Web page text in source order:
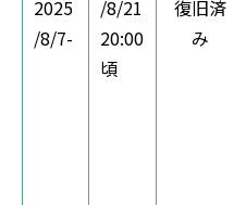
2025
/8/7-
/8/21
20:00
頃
復旧済
み